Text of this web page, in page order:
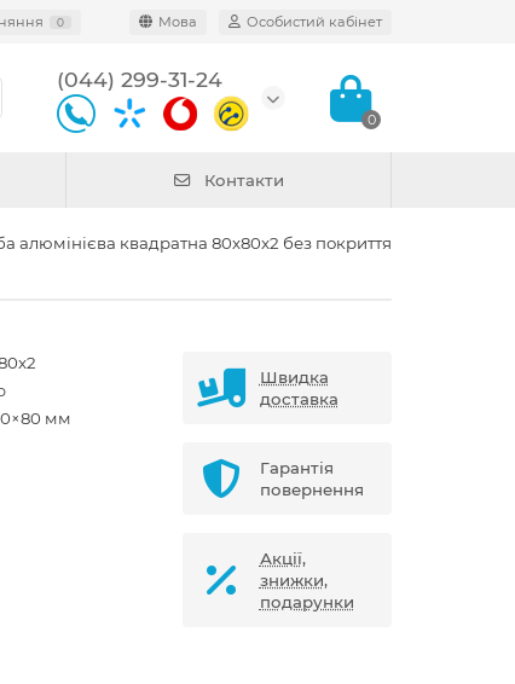
0 Мова Особистий кабінет
(044) 299-31-24
0
Контакти
алюмінієва квадратна 80х80x2 без покриття
мм
Швидка
доставка
Гарантія
повернення
Акції,
знижки,
подарунки